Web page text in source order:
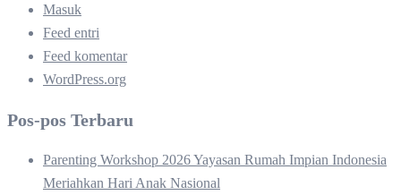
Masuk
Feed entri
Feed komentar
WordPress.org
Pos-pos Terbaru
Parenting Workshop 2026 Yayasan Rumah Impian Indonesia
Meriahkan Hari Anak Nasional